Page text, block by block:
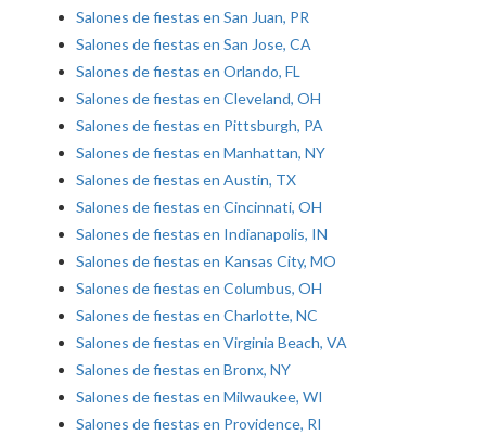
Salones de fiestas en San Juan, PR
Salones de fiestas en San Jose, CA
Salones de fiestas en Orlando, FL
Salones de fiestas en Cleveland, OH
Salones de fiestas en Pittsburgh, PA
Salones de fiestas en Manhattan, NY
Salones de fiestas en Austin, TX
Salones de fiestas en Cincinnati, OH
Salones de fiestas en Indianapolis, IN
Salones de fiestas en Kansas City, MO
Salones de fiestas en Columbus, OH
Salones de fiestas en Charlotte, NC
Salones de fiestas en Virginia Beach, VA
Salones de fiestas en Bronx, NY
Salones de fiestas en Milwaukee, WI
Salones de fiestas en Providence, RI